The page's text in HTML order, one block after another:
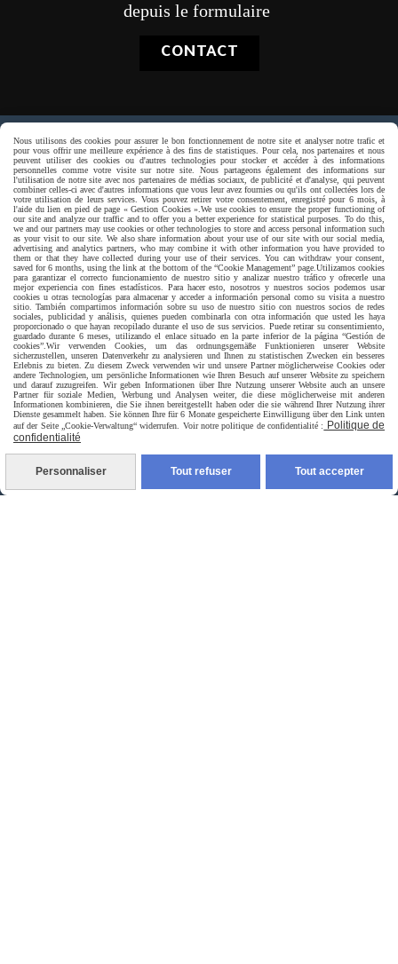
depuis le formulaire
CONTACT
Paiement sécurisé
Nous utilisons des cookies pour assurer le bon fonctionnement de notre site et analyser notre trafic et
pour vous offrir une meilleure expérience à des fins de statistiques. Pour cela, nos partenaires et nous
peuvent utiliser des cookies ou d'autres technologies pour stocker et accéder à des informations
personnelles comme votre visite sur notre site. Nous partageons également des informations sur
l'utilisation de notre site avec nos partenaires de médias sociaux, de publicité et d'analyse, qui peuvent
combiner celles-ci avec d'autres informations que vous leur avez fournies ou qu'ils ont collectées lors de
votre utilisation de leurs services. Vous pouvez retirer votre consentement, enregistré pour 6 mois, à
l'aide du lien en pied de page « Gestion Cookies ». We use cookies to ensure the proper functioning of
our site and analyze our traffic and to offer you a better experience for statistical purposes. To do this,
we and our partners may use cookies or other technologies to store and access personal information such
as your visit to our site. We also share information about your use of our site with our social media,
advertising and analytics partners, who may combine it with other information you have provided to
them or that they have collected during your use of their services. You can withdraw your consent,
saved for 6 months, using the link at the bottom of the “Cookie Management” page. Utilizamos cookies
para garantizar el correcto funcionamiento de nuestro sitio y analizar nuestro tráfico y ofrecerle una
mejor experiencia con fines estadísticos. Para hacer esto, nosotros y nuestros socios podemos usar
cookies u otras tecnologías para almacenar y acceder a información personal como su visita a nuestro
sitio. También compartimos información sobre su uso de nuestro sitio con nuestros socios de redes
sociales, publicidad y análisis, quienes pueden combinarla con otra información que usted les haya
proporcionado o que hayan recopilado durante el uso de sus servicios. Puede retirar su consentimiento,
guardado durante 6 meses, utilizando el enlace situado en la parte inferior de la página “Gestión de
cookies”. Wir verwenden Cookies, um das ordnungsgemäße Funktionieren unserer Website
sicherzustellen, unseren Datenverkehr zu analysieren und Ihnen zu statistischen Zwecken ein besseres
Erlebnis zu bieten. Zu diesem Zweck verwenden wir und unsere Partner möglicherweise Cookies oder
andere Technologien, um persönliche Informationen wie Ihren Besuch auf unserer Website zu speichern
und darauf zuzugreifen. Wir geben Informationen über Ihre Nutzung unserer Website auch an unsere
Partner für soziale Medien, Werbung und Analysen weiter, die diese möglicherweise mit anderen
Informationen kombinieren, die Sie ihnen bereitgestellt haben oder die sie während Ihrer Nutzung ihrer
Dienste gesammelt haben. Sie können Ihre für 6 Monate gespeicherte Einwilligung über den Link unten
auf der Seite „Cookie-Verwaltung“ widerrufen. Voir notre politique de confidentialité :
Politique de
confidentialité
Personnaliser Tout refuser Tout accepter